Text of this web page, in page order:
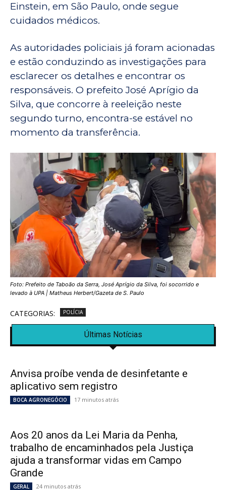
Einstein, em São Paulo, onde segue
cuidados médicos.
As autoridades policiais já foram acionadas
e estão conduzindo as investigações para
esclarecer os detalhes e encontrar os
responsáveis. O prefeito José Aprígio da
Silva, que concorre à reeleição neste
segundo turno, encontra-se estável no
momento da transferência.
Foto: Prefeito de Taboão da Serra, José Aprígio da Silva, foi socorrido e
levado à UPA | Matheus Herbert/Gazeta de S. Paulo
CATEGORIAS: POLÍCIA
Últimas Notícias
Anvisa proíbe venda de desinfetante e
aplicativo sem registro
BOCA AGRONEGÓCIO 17 minutos atrás
Aos 20 anos da Lei Maria da Penha,
trabalho de encaminhados pela Justiça
ajuda a transformar vidas em Campo
Grande
GERAL 24 minutos atrás